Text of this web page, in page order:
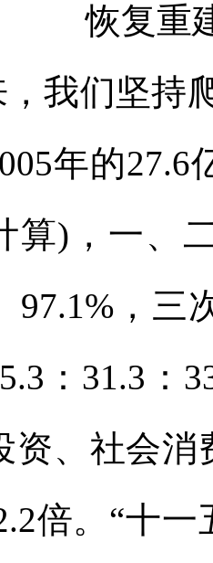
恢复重
，我们坚持
年的27.6
算)，一、
97.1%，三
：31.3：
资、社会消
倍。“十